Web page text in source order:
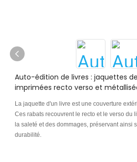
Auto-édition de livres : jaquettes
imprimées recto verso et
La jaquette d'un livre est une couverture
Ces rabats recouvrent le recto et le verso du
la saleté et des dommages, préservant ainsi
durabilité.